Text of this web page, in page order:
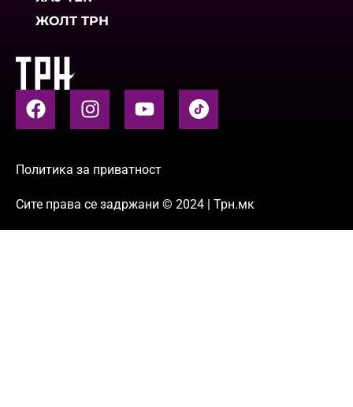
ЖОЛТ ТРН
Политика за приватност
Сите права се задржани © 2024 | Трн.мк